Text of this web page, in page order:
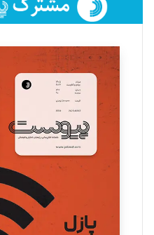
فائزه فتحی رستمی
تحریریه
سروش کرمیان
تحریریه
مینا پاکدل
یسنا امان‌پور